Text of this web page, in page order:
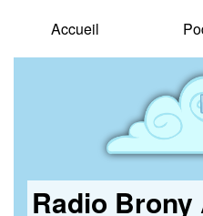
Accueil
Radio